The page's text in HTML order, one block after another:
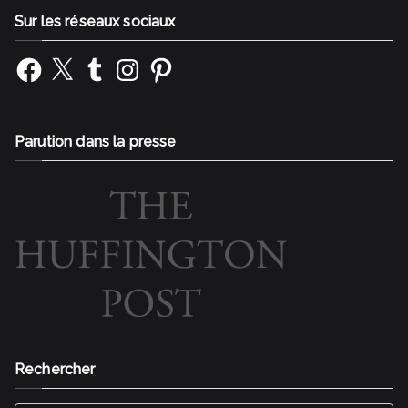
Sur les réseaux sociaux
Facebook
X TumblrInstagramPinterest
Parution dans la presse
Rechercher